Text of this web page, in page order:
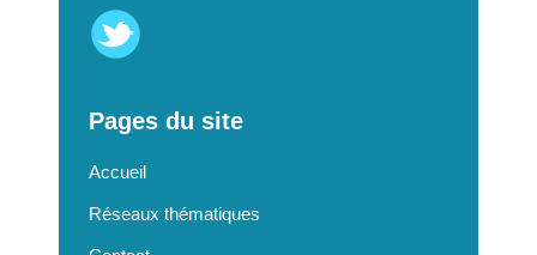
Pages du site
Accueil
Réseaux thématiques